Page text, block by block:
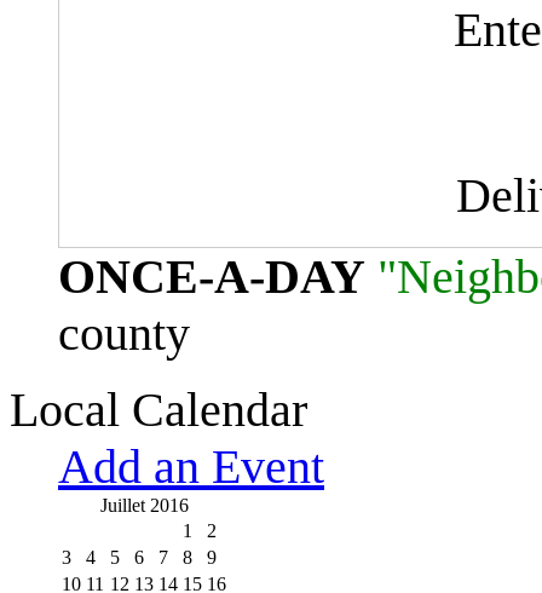
ONCE-A-DAY
county
Local Calendar
Add an Event
Juillet 2016
1
2
3
4 5 6 7 8
9
10 11 12 13 14 15 16